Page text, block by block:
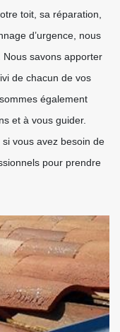
toit, sa réparation,
d’urgence, nous
savons apporter
de chacun de vos
également
et à vous guider.
vous avez besoin de
pour prendre